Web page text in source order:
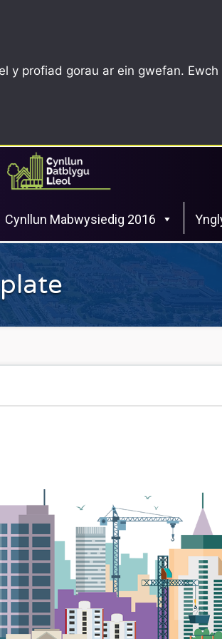
y profiad gorau ar ein gwefan. Ewch
Cynllun Mabwysiedig 2016